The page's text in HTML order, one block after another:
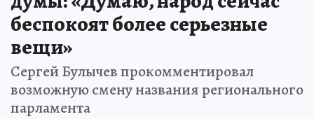
беспокоят более серьезные
вещи»
Сергей Булычев прокомментировал
возможную смену названия регионального
парламента